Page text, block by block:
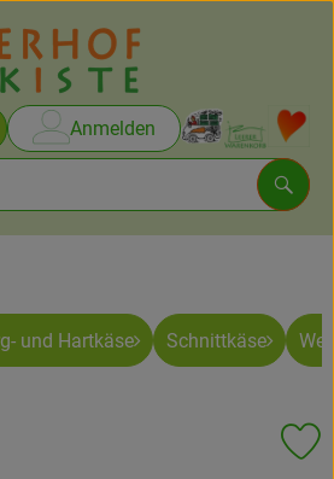
Anmelden
öffnen oder
Rezepte
und Hartkäse Schnittkäse